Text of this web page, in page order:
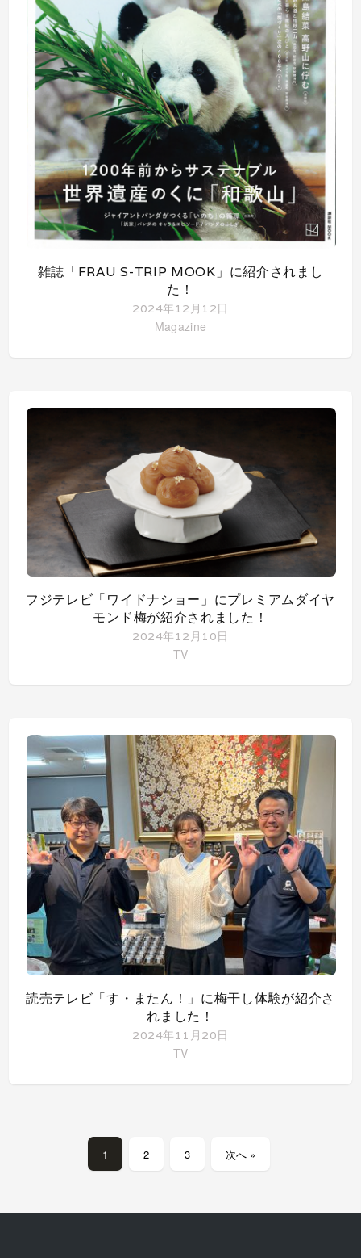
雑誌「FRAU S-TRIP MOOK」に紹介されまし
た！
2024年12月12日
Magazine
フジテレビ「ワイドナショー」にプレミアムダイヤ
モンド梅が紹介されました！
2024年12月10日
TV
読売テレビ「す・またん！」に梅干し体験が紹介さ
れました！
2024年11月20日
TV
1 2 3 次へ »